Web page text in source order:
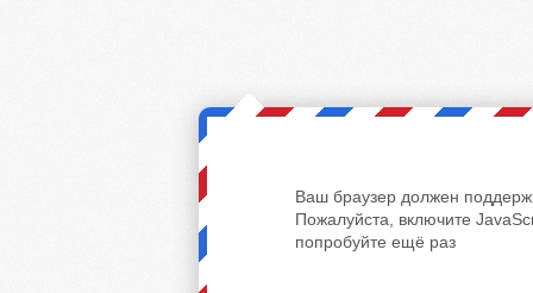
Ваш браузер должен
Пожалуйста, включите
попробуйте ещё раз